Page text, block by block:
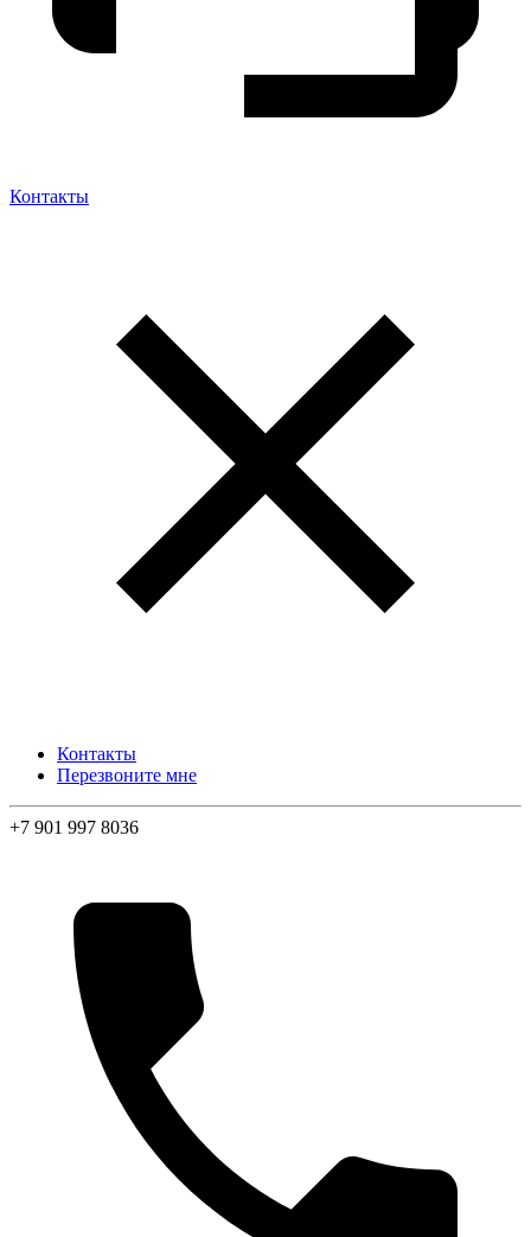
Контакты
Контакты
Перезвоните мне
+7 901 997 8036